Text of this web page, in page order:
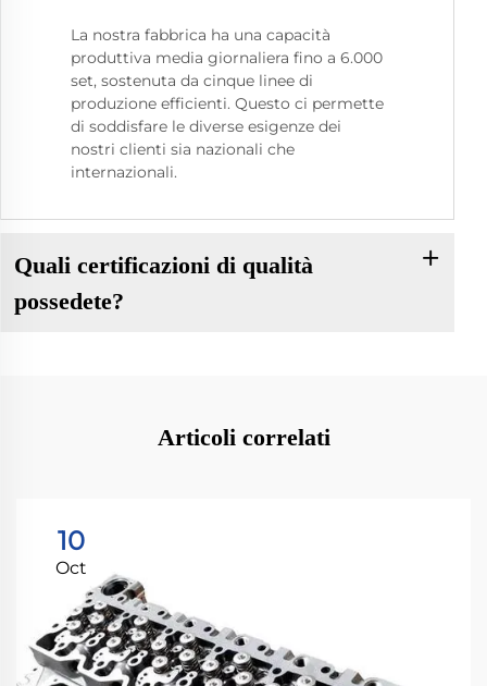
La nostra fabbrica ha una capacità
produttiva media giornaliera fino a 6.000
set, sostenuta da cinque linee di
produzione efficienti. Questo ci permette
di soddisfare le diverse esigenze dei
nostri clienti sia nazionali che
internazionali.
Quali certificazioni di qualità
possedete?
Articoli correlati
10
Oct